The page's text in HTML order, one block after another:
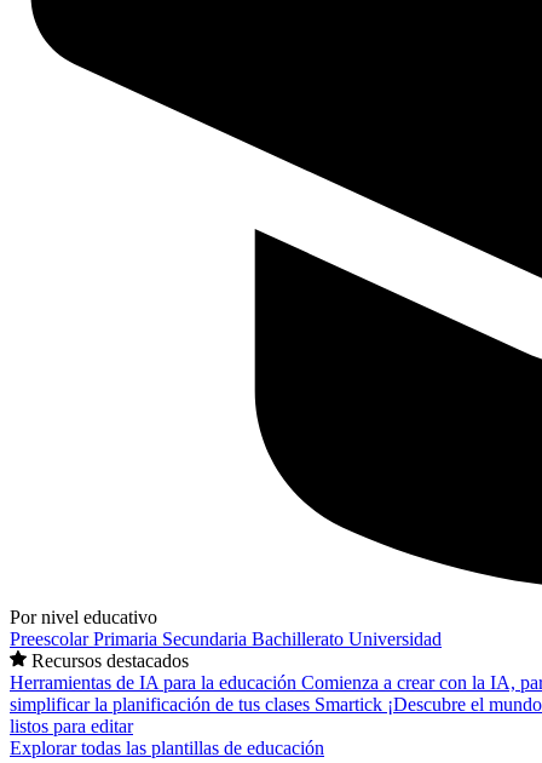
Por nivel educativo
PreescolarPrimaria Secundaria Bachillerato Universidad
Recursos destacados
Herramientas de IA para la educación Comienza a crear con la IA,
simplificar la planificación de tus clases Smartick ¡Descubre el
listos para editar
Explorar todas las plantillas de educación